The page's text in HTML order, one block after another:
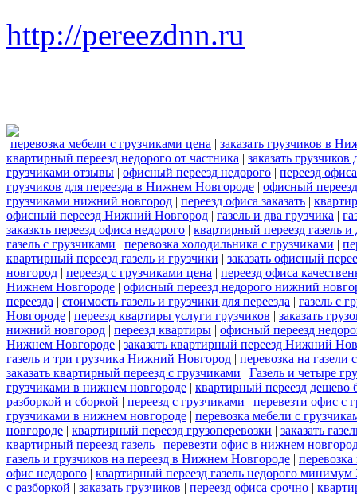
http://pereezdnn.ru
перевозка мебели с грузчиками цена | заказать грузчиков в
квартирный переезд недорого от частника | заказать грузчиков
грузчиками отзывы | офисный переезд недорого | переезд
грузчиков для переезда в Нижнем Новгороде | офисный
грузчиками нижний новгород | переезд офиса заказать |
офисный переезд Нижний Новгород | газель и два грузчика |
заказкть переезд офиса недорого | квартирный переезд газель и
газель с грузчиками | перевозка холодильника с грузчиками |
квартирный переезд газель и грузчики | заказать офисный
новгород | переезд с грузчиками цена | переезд офиса
Нижнем Новгороде | офисный переезд недорого нижний
переезда | стоимость газель и грузчики для переезда | газель с
Новгороде | переезд квартиры услуги грузчиков | заказать
нижний новгород | переезд квартиры | офисный переезд
Нижнем Новгороде | заказать квартирный переезд Нижний
газель и три грузчика Нижний Новгород | перевозка на газели
заказать квартирный переезд с грузчиками | Газель и четыре
грузчиками в нижнем новгороде | квартирный переезд дешево
разборкой и сборкой | переезд с грузчиками | перевезти офис с
грузчиками в нижнем новгороде | перевозка мебели с
новгороде | квартирный переезд грузоперевозки | заказать
квартирный переезд газель | перевезти офис в нижнем
газель и грузчиков на переезд в Нижнем Новгороде |
офис недорого | квартирный переезд газель недорого минимум
с разборкой | заказать грузчиков | переезд офиса срочно |